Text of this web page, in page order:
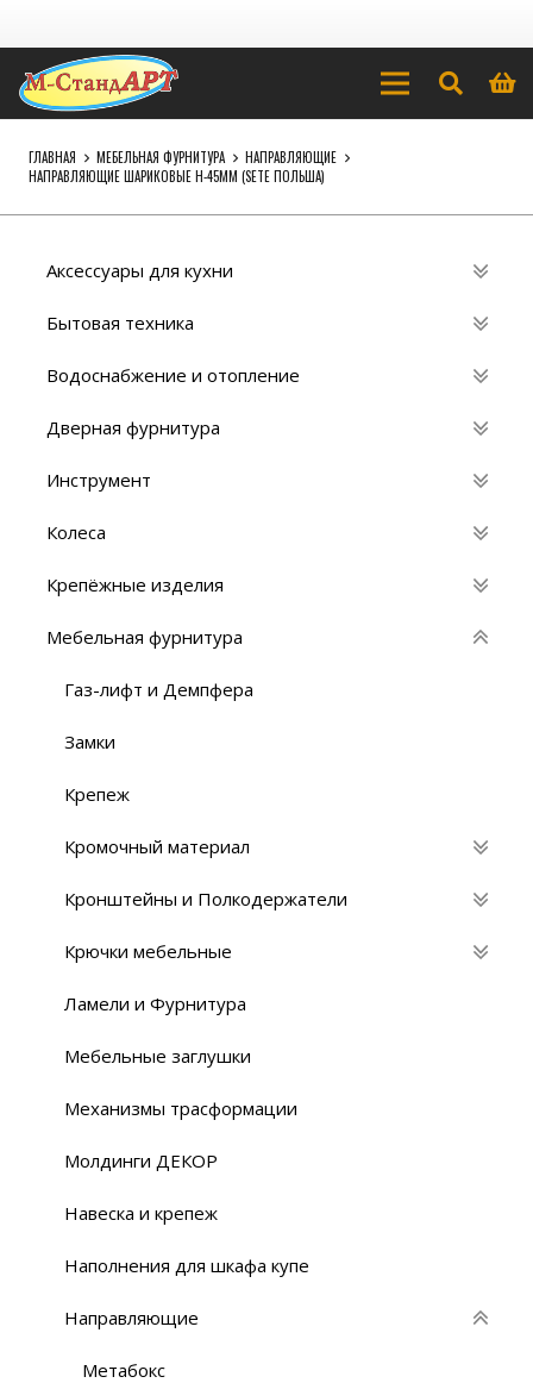
ГЛАВНАЯ МЕБЕЛЬНАЯ ФУРНИТУРА
НАПРАВЛЯЮЩИЕ
НАПРАВЛЯЮЩИЕ ШАРИКОВЫЕ H-45ММ (SETE ПОЛЬША)
Аксессуары для кухни
Бытовая техника
Водоснабжение и отопление
Дверная фурнитура
Инструмент
Колеса
Крепёжные изделия
Мебельная фурнитура
Газ-лифт и Демпфера
Замки
Крепеж
Кромочный материал
Кронштейны и Полкодержатели
Крючки мебельные
Ламели и Фурнитура
Мебельные заглушки
Механизмы трасформации
Молдинги ДЕКОР
Навеска и крепеж
Наполнения для шкафа купе
Направляющие
Метабокс